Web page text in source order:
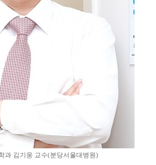
과 김기웅 교수(분당서울대병원)